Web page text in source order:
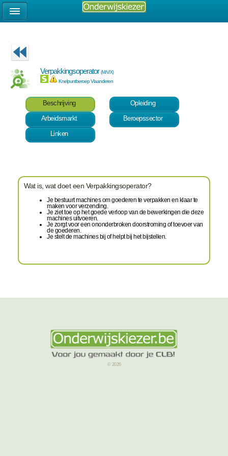
Verpakkingsoperator(M/V/X)
Knelpuntberoep Vlaanderen
Beschrijving
Opleiding
Arbeidsmarkt
Beroepssector
Linken
Wat is, wat doet een Verpakkingsoperator?
Je bestuurt machines om goederen te verpakken en klaar te
maken voor verzending.
Je ziet toe op het goede verloop van de bewerkingen die deze
machines uitvoeren.
Je zorgt voor een ononderbroken doorstroming of toevoer van
de goederen.
Je stelt de machines bij of helpt bij het bijstellen.
© 2026